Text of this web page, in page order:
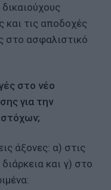
και τις αποδοχές
στο ασφαλιστικό
στο νέο
για την
άξονες: α) στις
και γ) στο